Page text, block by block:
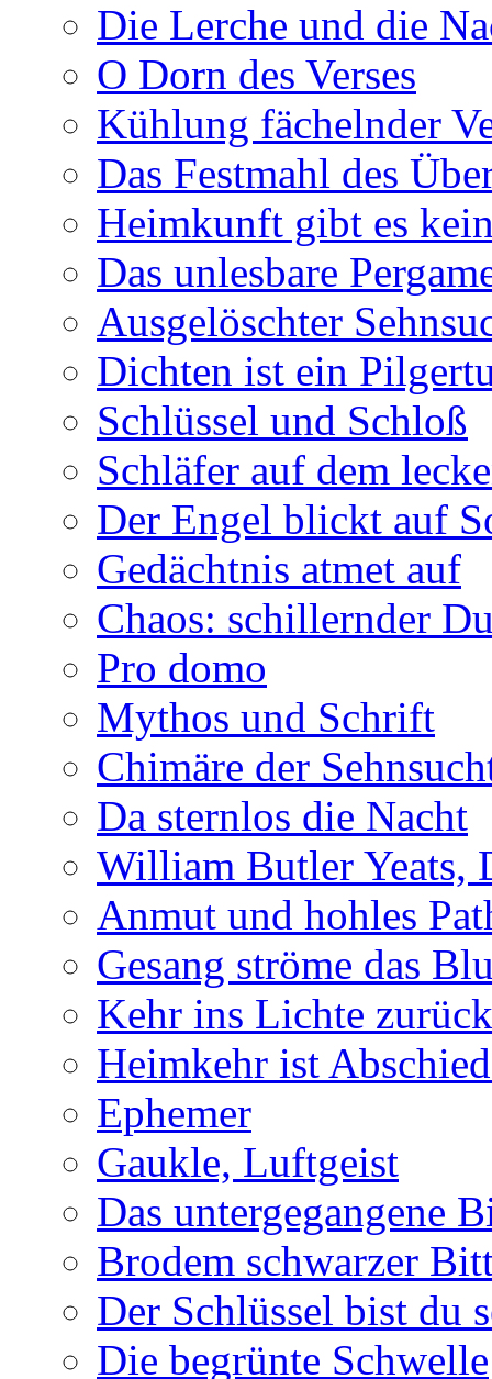
Die Lerche und die
O Dorn des Verses
Kühlung fächelnder
Das Festmahl des
Heimkunft gibt es
Das unlesbare
Ausgelöschter
Dichten ist ein
Schlüssel und Schloß
Schläfer auf dem
Der Engel blickt auf
Gedächtnis atmet auf
Chaos: schillernder
Pro domo
Mythos und Schrift
Chimäre der
Da sternlos die Nacht
William Butler Yeats,
Anmut und hohles
Gesang ströme das
Kehr ins Lichte zurück
Heimkehr ist
Ephemer
Gaukle, Luftgeist
Das untergegangene
Brodem schwarzer
Der Schlüssel bist du
Die begrünte Schwelle